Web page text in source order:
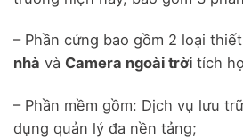
– Phần cứng bao gồm 2 loại
nhà và Camera ngoài trời tích
– Phần mềm gồm: Dịch vụ lưu
dụng quản lý đa nền tảng;